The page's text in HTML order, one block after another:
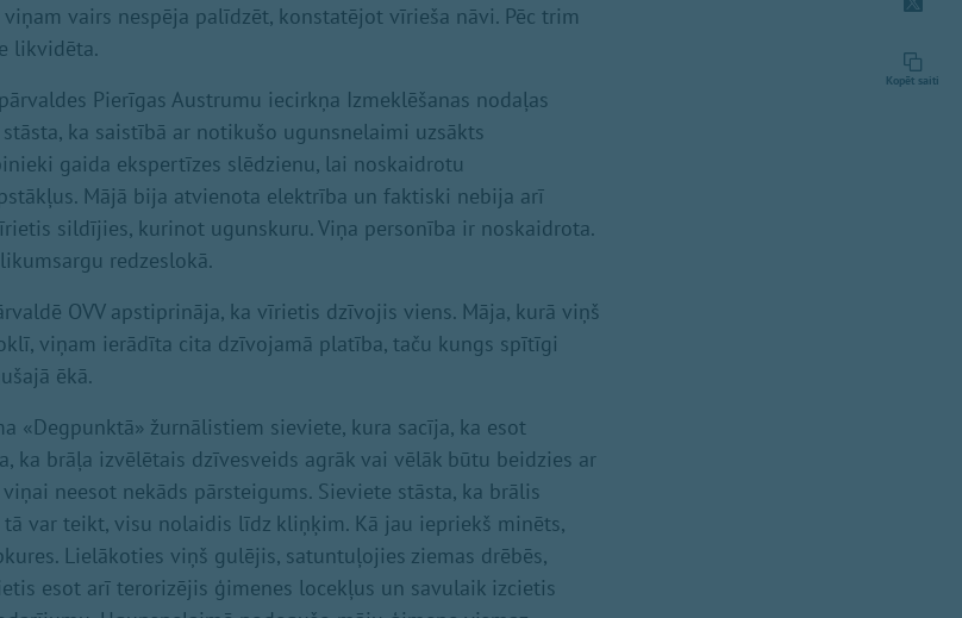
vairs nespēja palīdzēt, konstatējot vīrieša nāvi. Pēc trim
likvidēta.
Pierīgas Austrumu iecirkņa Izmeklēšanas nodaļas
ka saistībā ar notikušo ugunsnelaimi uzsākts
gaida ekspertīzes slēdzienu, lai noskaidrotu
Mājā bija atvienota elektrība un faktiski nebija arī
sildījies, kurinot ugunskuru. Viņa personība ir noskaidrota.
redzeslokā.
OVV apstiprināja, ka vīrietis dzīvojis viens. Māja, kurā viņš
viņam ierādīta cita dzīvojamā platība, taču kungs spītīgi
ēkā.
«Degpunktā» žurnālistiem sieviete, kura sacīja, ka esot
ka brāļa izvēlētais dzīvesveids agrāk vai vēlāk būtu beidzies ar
neesot nekāds pārsteigums. Sieviete stāsta, ka brālis
var teikt, visu nolaidis līdz kliņķim. Kā jau iepriekš minēts,
Lielākoties viņš gulējis, satuntuļojies ziemas drēbēs,
esot arī terorizējis ģimenes locekļus un savulaik izcietis
Kopēt saiti